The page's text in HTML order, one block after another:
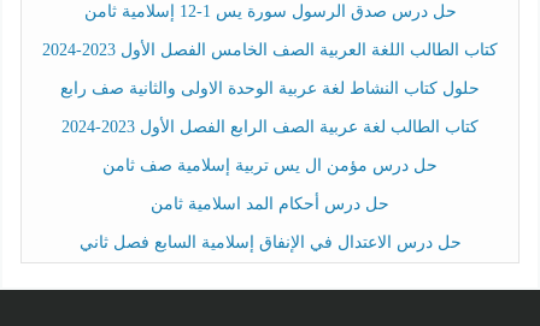
حل درس صدق الرسول سورة يس 1-12 إسلامية ثامن
كتاب الطالب اللغة العربية الصف الخامس الفصل الأول 2023-2024
حلول كتاب النشاط لغة عربية الوحدة الاولى والثانية صف رابع
كتاب الطالب لغة عربية الصف الرابع الفصل الأول 2023-2024
حل درس مؤمن ال يس تربية إسلامية صف ثامن
حل درس أحكام المد اسلامية ثامن
حل درس الاعتدال في الإنفاق إسلامية السابع فصل ثاني